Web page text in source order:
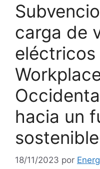
carga de
eléctricos
hacia un
sostenible
18/11/2023 por